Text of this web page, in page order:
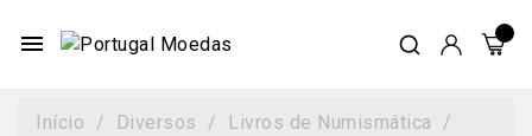
menu
Início Diversos
Livros de Numismática